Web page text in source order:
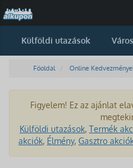
Külföldi utazások
Főoldal Online
Figyelem! Ez az ajánlat
Külföldi utazások, Termék
akciók, Élmény, Gasztro